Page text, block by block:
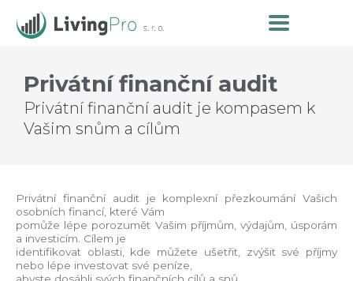
Privátní finanční audit
Privátní finanční audit je kompasem k
Vašim snům a cílům
Privátní finanční audit je komplexní přezkoumání Vašich
osobních financí, které Vám
pomůže lépe porozumět Vašim příjmům, výdajům, úsporám
a investicím. Cílem je
identifikovat oblasti, kde můžete ušetřit, zvýšit své příjmy
nebo lépe investovat své peníze,